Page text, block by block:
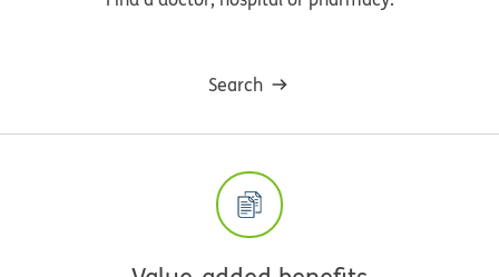
Search